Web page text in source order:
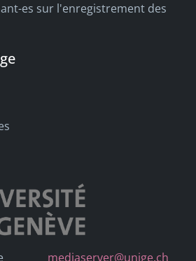
es sur l'enregistrement des
mediaserver@unige.ch